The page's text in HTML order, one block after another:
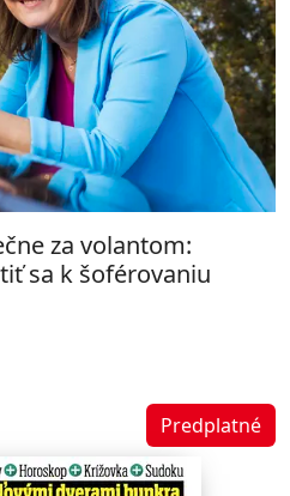
za volantom:
sa k šoférovaniu
Predplatné